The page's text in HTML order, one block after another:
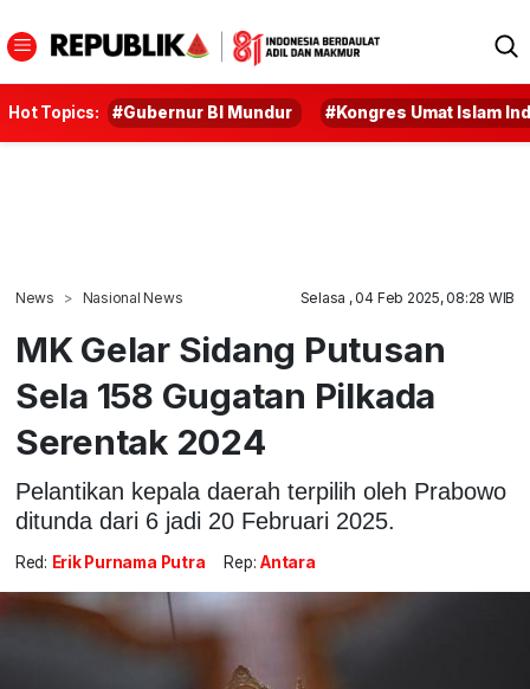
Hot Topics: #Gubernur BI Mundur #Kongres Umat Islam
News Nasional News Selasa , 04 Feb 2025, 08:28 WIB
MK Gelar Sidang Putusan
Sela 158 Gugatan Pilkada
Serentak 2024
Pelantikan kepala daerah terpilih oleh Prabowo
ditunda dari 6 jadi 20 Februari 2025.
Red: Erik Purnama Putra Rep: Antara